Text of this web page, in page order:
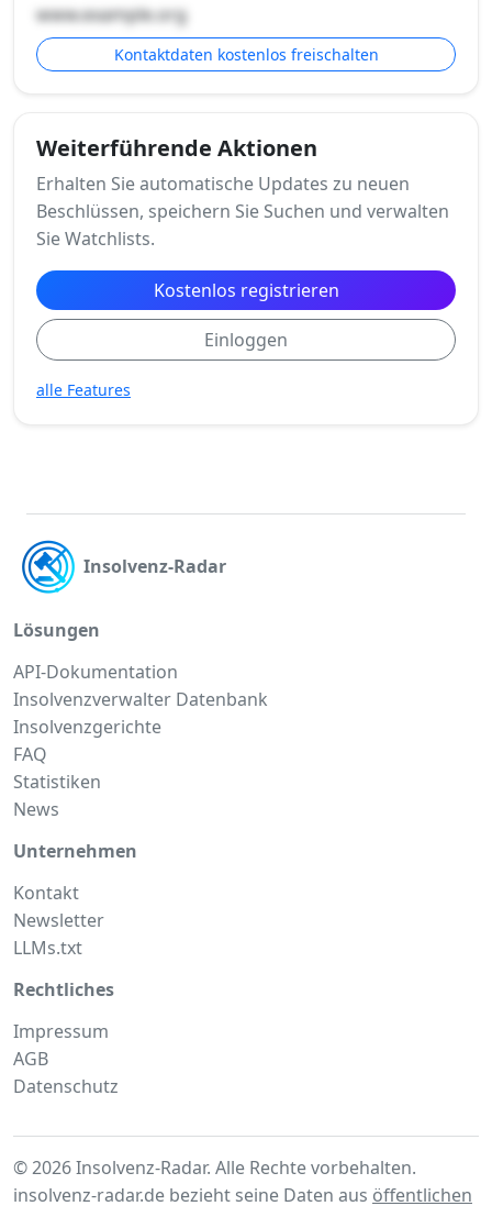
www.example.org
Kontaktdaten kostenlos freischalten
Weiterführende Aktionen
Erhalten Sie automatische Updates zu neuen
Beschlüssen, speichern Sie Suchen und verwalten
Sie Watchlists.
Kostenlos registrieren
Einloggen
alle Features
Insolvenz-Radar
Lösungen
API-Dokumentation
Insolvenzverwalter Datenbank
Insolvenzgerichte
FAQ
Statistiken
News
Unternehmen
Kontakt
Newsletter
LLMs.txt
Rechtliches
Impressum
AGB
Datenschutz
© 2026 Insolvenz-Radar. Alle Rechte vorbehalten.
insolvenz-radar.de bezieht seine Daten aus öffentlichen